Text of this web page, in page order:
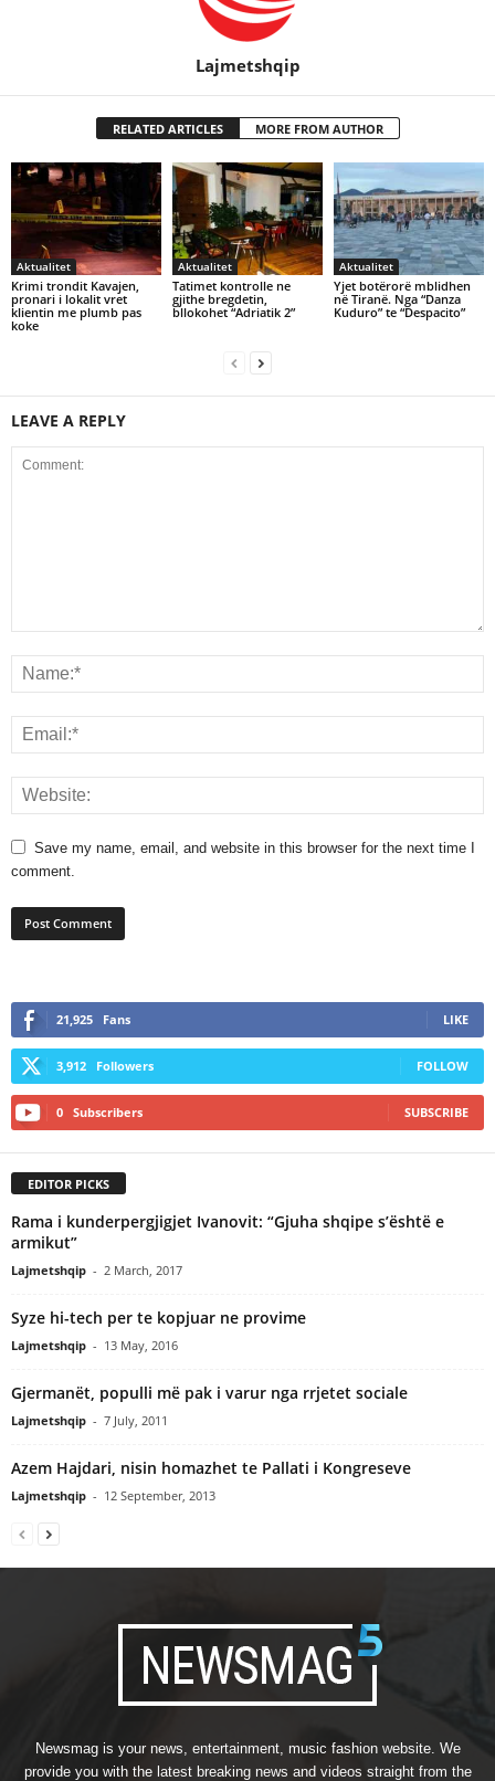
Lajmetshqip
RELATED ARTICLES MORE FROM AUTHOR
Aktualitet
Krimi trondit Kavajen,
pronari i lokalit vret
klientin me plumb pas
koke
Aktualitet
Tatimet kontrolle ne
gjithe bregdetin,
bllokohet “Adriatik 2”
Aktualitet
Yjet botërorë mblidhen
në Tiranë. Nga “Danza
Kuduro” te “Despacito”
LEAVE A REPLY
Save my name, email, and website in this browser for the next time I
comment.
21,925 Fans LIKE
3,912 Followers FOLLOW
0 Subscribers SUBSCRIBE
EDITOR PICKS
Rama i kunderpergjigjet Ivanovit: “Gjuha shqipe s’është e
armikut”
Lajmetshqip - 2 March, 2017
Syze hi-tech per te kopjuar ne provime
Lajmetshqip - 13 May, 2016
Gjermanët, populli më pak i varur nga rrjetet sociale
Lajmetshqip - 7 July, 2011
Azem Hajdari, nisin homazhet te Pallati i Kongreseve
Lajmetshqip - 12 September, 2013
Newsmag is your news, entertainment, music fashion website. We
provide you with the latest breaking news and videos straight from the